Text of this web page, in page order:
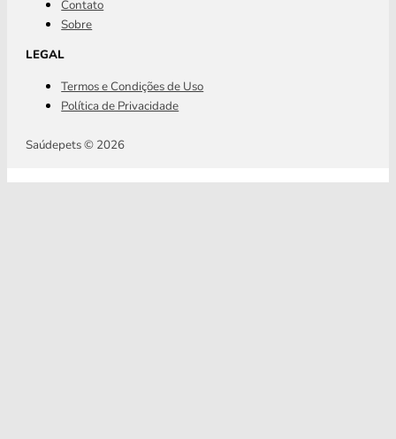
Contato
Sobre
LEGAL
Termos e Condições de Uso
Política de Privacidade
Saúdepets © 2026